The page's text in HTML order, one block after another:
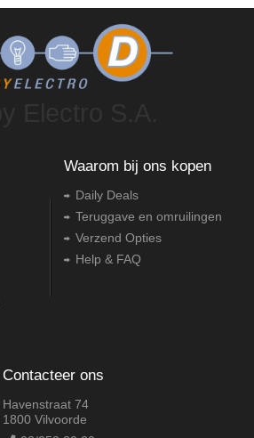
Waarom bij ons kopen
Daily Deals
Teruggave en omruilingen
Verzend Opties
Help & FAQ
Contacteer ons
Havenstraat 74
1800 Vilvoorde